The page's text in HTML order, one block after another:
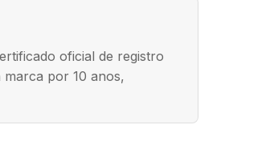
oficial de registro
por 10 anos,